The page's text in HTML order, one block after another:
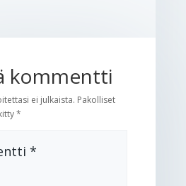
kommentti
ei julkaista. Pakolliset
*